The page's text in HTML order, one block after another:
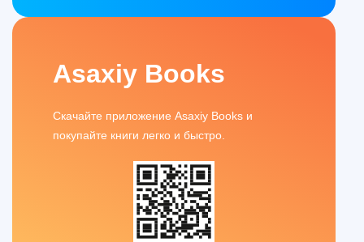
Asaxiy Books
Скачайте приложение Asaxiy Books и
покупайте книги легко и быстро.